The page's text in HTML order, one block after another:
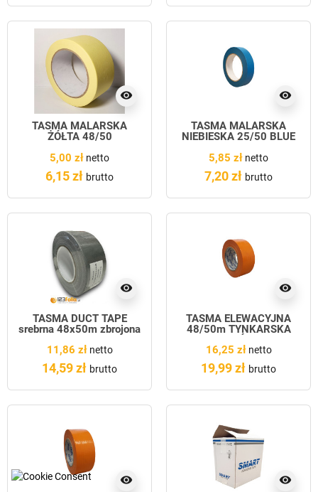
visibility
TAŚMA MALARSKA
ŻÓŁTA 48/50
5,00 zł netto
6,15 zł brutto
visibility
TAŚMA MALARSKA
NIEBIESKA 25/50 BLUE
5,85 zł netto
7,20 zł brutto
visibility
TAŚMA DUCT TAPE
srebrna 48x50m zbrojona
11,86 złnetto
14,59 zł brutto
visibility
TAŚMA ELEWACYJNA
48/50m TYNKARSKA
16,25 złnetto
19,99 zł brutto
visibility visibility